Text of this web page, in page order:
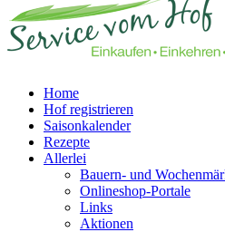
Home
Hof registrieren
Saisonkalender
Rezepte
Allerlei
Bauern- und
Onlineshop-Portale
Links
Aktionen